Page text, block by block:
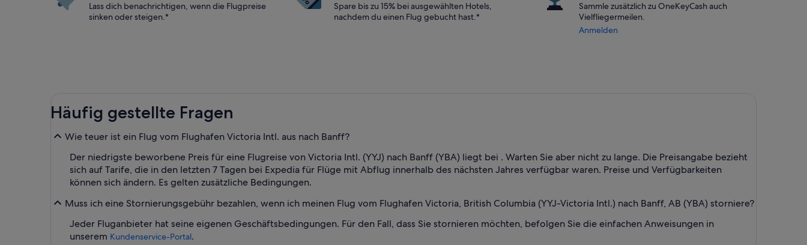
Lass dich benachrichtigen, wenn die Flugpreise
sinken oder steigen.*
Spare bis zu 15% bei ausgewählten Hotels,
nachdem du einen Flug gebucht hast.*
Sammle zusätzlich zu OneKeyCash auch
Vielfliegermeilen.
Anmelden
Häufig gestellte Fragen
Wie teuer ist ein Flug vom Flughafen Victoria Intl. aus nach Banff?
Der niedrigste beworbene Preis für eine Flugreise von Victoria Intl. (YYJ) nach Banff (YBA) liegt bei . Warten Sie aber nicht zu lange. Die Preisangabe bezieht
sich auf Tarife, die in den letzten 7 Tagen bei Expedia für Flüge mit Abflug innerhalb des nächsten Jahres verfügbar waren. Preise und Verfügbarkeiten
können sich ändern. Es gelten zusätzliche Bedingungen.
Muss ich eine Stornierungsgebühr bezahlen, wenn ich meinen Flug vom Flughafen Victoria, British Columbia (YYJ-Victoria Intl.) nach Banff, AB (YBA) storniere?
Jeder Fluganbieter hat seine eigenen Geschäftsbedingungen. Für den Fall, dass Sie stornieren möchten, befolgen Sie die einfachen Anweisungen in
unserem Kundenservice-Portal.